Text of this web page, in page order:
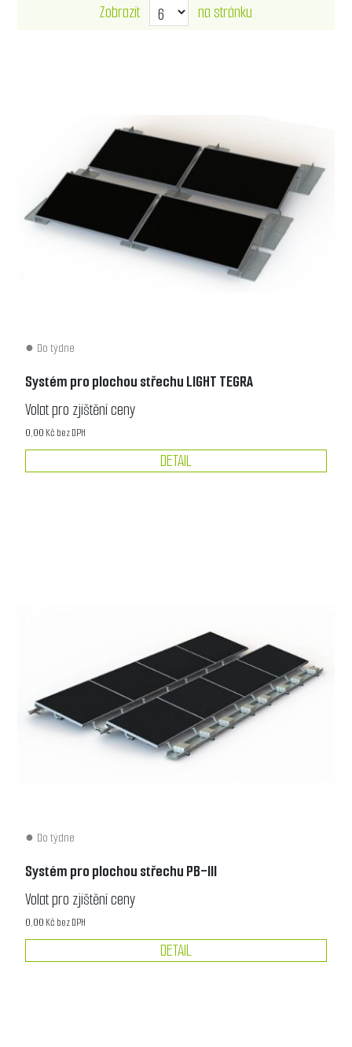
Zobrazit
na stránku
Do týdne
Systém pro plochou střechu LIGHT TEGRA
Volat pro zjištění ceny
0,00 Kč bez DPH
DETAIL
Do týdne
Systém pro plochou střechu PB-III
Volat pro zjištění ceny
0,00 Kč bez DPH
DETAIL